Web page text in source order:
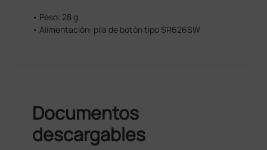
• Peso: 28 g
• Alimentación: pila de botón tipo SR626SW
Documentos
descargables